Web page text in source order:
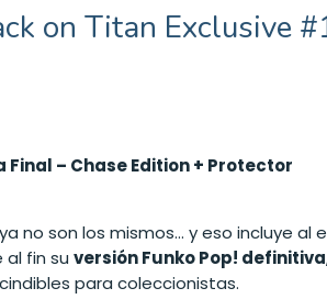
on Titan Exclusive
– Chase Edition + Protector
no son los mismos… y eso incluye
fin su versión Funko Pop! definitiva
para coleccionistas.